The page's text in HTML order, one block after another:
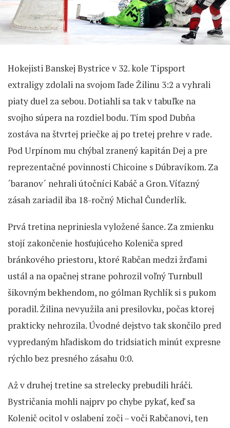
Hokejisti Banskej Bystrice v 32. kole Tipsport
extraligy zdolali na svojom ľade Žilinu 3:2 a vyhrali
piaty duel za sebou. Dotiahli sa tak v tabuľke na
svojho súpera na rozdiel bodu. Tím spod Dubňa
zostáva na štvrtej priečke aj po tretej prehre v rade.
Pod Urpínom mu chýbal zranený kapitán Dej a pre
reprezentačné povinnosti Chicoine s Dúbravíkom. Za
´baranov´ nehrali útočníci Kabáč a Gron. Víťazný
zásah zariadil iba 18-ročný Michal Čunderlík.
Prvá tretina nepriniesla vyložené šance. Za zmienku
stojí zakončenie hosťujúceho Koleniča spred
bránkového priestoru, ktoré Rabčan medzi žrďami
ustál a na opačnej strane pohrozil voľný Turnbull
šikovným bekhendom, no gólman Rychlík si s pukom
poradil. Žilina nevyužila ani presilovku, počas ktorej
prakticky nehrozila. Úvodné dejstvo tak skončilo pred
vypredaným hľadiskom do tridsiatich minút expresne
rýchlo bez presného zásahu 0:0.
Až v druhej tretine sa strelecky prebudili hráči.
Bystričania mohli najprv po chybe pykať, keď sa
Kolenič ocitol v oslabení zoči – voči Rabčanovi, ten